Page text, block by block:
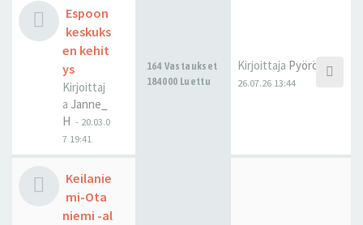
Espoon
keskuks
en kehit
ys
Kirjoittaj
a Janne_
H - 20.03.0
7 19:41
164 Vastaukset
184000 Luettu
Kirjoittaja Pyöröovi
26.07.26 13:44
Keilanie
mi-Ota
niemi -al